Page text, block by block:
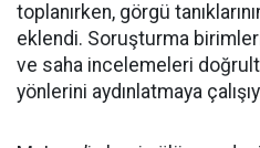
toplanırken, görgü
eklendi. Soruşturma
ve saha incelemeleri
yönlerini aydınlatmaya